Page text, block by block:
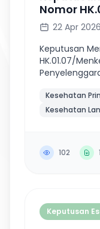
Nomor
22 Apr 2026
Keputusan
HK.01.07/
Masyarakat,
Kesehatan
Kesehatan
102
Keputusan